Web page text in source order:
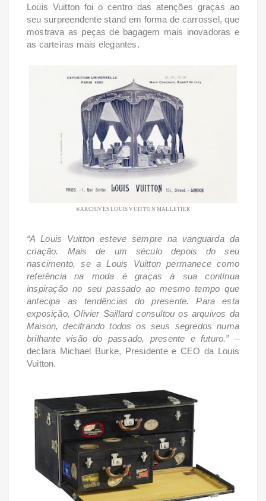
Louis Vuitton foi o centro das atenções graças ao
seu surpreendente stand em forma de carrossel, que
mostrava as peças de bagagem mais inovadoras e
as carteiras mais elegantes.
©ARCHIVES LOUIS VUITTON MALLETIER
“A Louis Vuitton esteve sempre na vanguarda da
criação. Mais de um século depois do seu
nascimento, se a Louis Vuitton permanece como
referência na moda é graças à sua contínua
inspiração no seu passado ao mesmo tempo que
antecipa as tendências do presente. Para esta
exposição, Olivier Saillard consultou os arquivos da
Maison, decifrando todos os seus segredos numa
brilhante visão do passado, presente e futuro.”–
declara Michael Burke, Presidente e CEO da Louis
Vuitton.